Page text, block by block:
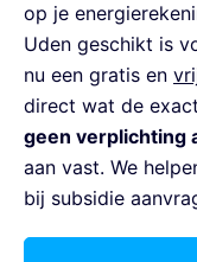
op je
Uden geschikt is
nu een gratis en
direct wat de
geen verplichting
aan vast. We
bij subsidie